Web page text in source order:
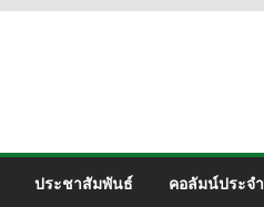
ประชาสัมพันธ์ คอลัมน์ประจำ